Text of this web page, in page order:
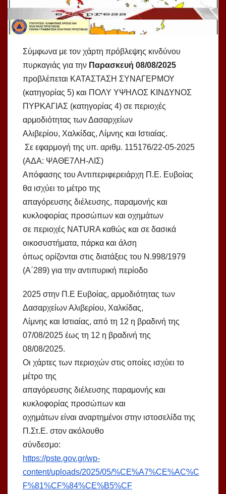
Σύμφωνα με τον χάρτη πρόβλεψης κινδύνου
πυρκαγιάς για την Παρασκευή 08/08/2025
προβλέπεται ΚΑΤΑΣΤΑΣΗ ΣΥΝΑΓΕΡΜΟΥ
(κατηγορίας 5) και ΠΟΛΥ ΥΨΗΛΟΣ ΚΙΝΔΥΝΟΣ
ΠΥΡΚΑΓΙΑΣ (κατηγορίας 4) σε περιοχές
αρμοδιότητας των Δασαρχείων
Αλιβερίου, Χαλκίδας, Λίμνης και Ιστιαίας.
Σε εφαρμογή της υπ. αριθμ. 115176/22-05-2025
(ΑΔΑ: ΨΑΘΕ7ΛΗ-ΛΙΣ)
Απόφασης του Αντιπεριφερειάρχη Π.Ε. Ευβοίας
θα ισχύει το μέτρο της
απαγόρευσης διέλευσης, παραμονής και
κυκλοφορίας προσώπων και οχημάτων
σε περιοχές ΝATURA καθώς και σε δασικά
οικοσυστήματα, πάρκα και άλση
όπως ορίζονται στις διατάξεις του Ν.998/1979
(Α΄289) για την αντιπυρική περίοδο
2025 στην Π.Ε Ευβοίας, αρμοδιότητας των
Δασαρχείων Αλιβερίου, Χαλκίδας,
Λίμνης και Ιστιαίας, από τη 12 η βραδινή της
07/08/2025 έως τη 12 η βραδινή της
08/08/2025.
Οι χάρτες των περιοχών στις οποίες ισχύει το
μέτρο της
απαγόρευσης διέλευσης παραμονής και
κυκλοφορίας προσώπων και
οχημάτων είναι αναρτημένοι στην ιστοσελίδα της
Π.Στ.Ε. στον ακόλουθο
σύνδεσμο:
https://pste.gov.gr/wp-
content/uploads/2025/05/%CE%A7%CE%AC%C
F%81%CF%84%CE%B5%CF